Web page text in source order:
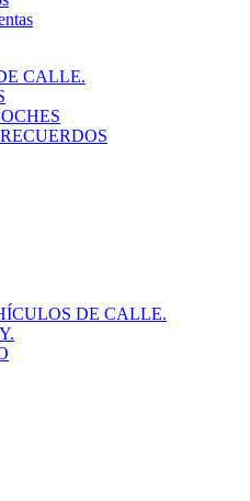
CALLE.
DE CALLE.